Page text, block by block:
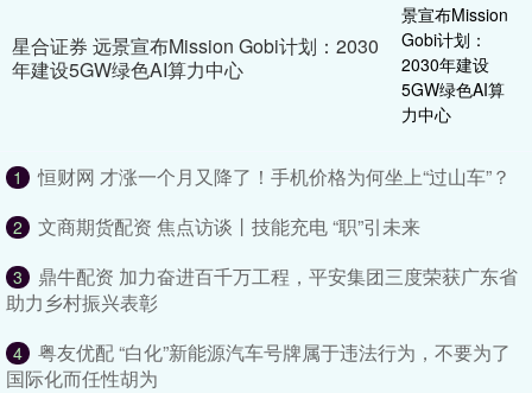
星合证券 远景宣布Mission Gobi计划：2030
年建设5GW绿色AI算力中心
1 恒财网 才涨一个月又降了！手机价格为何坐上“过山车”？
2 文商期货配资 焦点访谈丨技能充电 “职”引未来
3
鼎牛配资 加力奋进百千万工程，平安集团三度荣获广东省
助力乡村振兴表彰
4
粤友优配 “白化”新能源汽车号牌属于违法行为，不要为了
国际化而任性胡为